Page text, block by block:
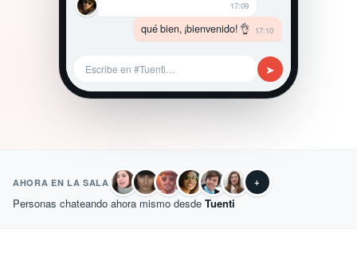
17:09
qué bien, ¡bienvenido! 👌 17:10
Escribe en #Tuenti… ➤
AHORA EN LA SALA +
Personas chateando ahora mismo desde Tuenti